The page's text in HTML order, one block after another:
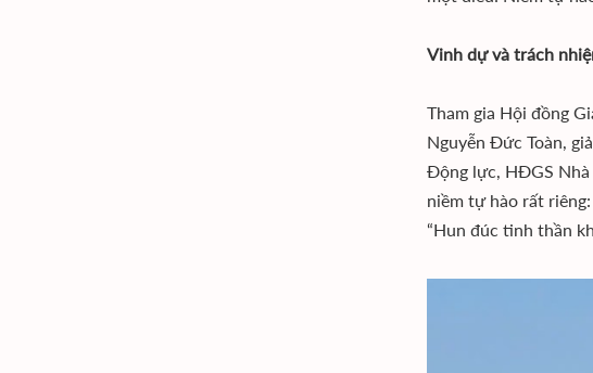
Vinh dự và trách
Tham gia Hội đồng
Nguyễn Đức Toàn,
Động lực, HĐGS
niềm tự hào rất
“Hun đúc tinh thần